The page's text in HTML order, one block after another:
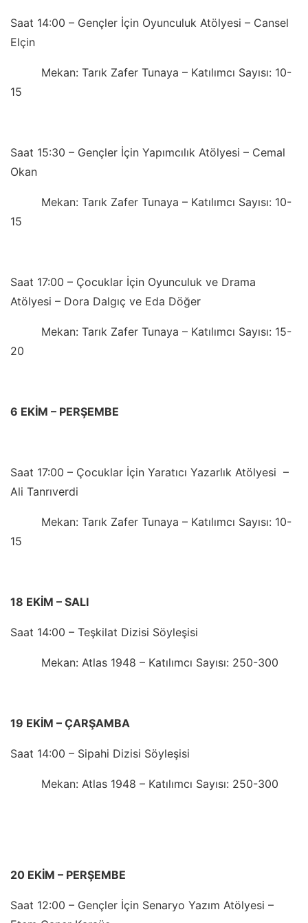
Saat 14:00 – Gençler İçin Oyunculuk Atölyesi – Cansel
Elçin
Mekan: Tarık Zafer Tunaya – Katılımcı Sayısı: 10-
15
Saat 15:30 – Gençler İçin Yapımcılık Atölyesi – Cemal
Okan
Mekan: Tarık Zafer Tunaya – Katılımcı Sayısı: 10-
15
Saat 17:00 – Çocuklar İçin Oyunculuk ve Drama
Atölyesi – Dora Dalgıç ve Eda Döğer
Mekan: Tarık Zafer Tunaya – Katılımcı Sayısı: 15-
20
6 EKİM – PERŞEMBE
Saat 17:00 – Çocuklar İçin Yaratıcı Yazarlık Atölyesi –
Ali Tanrıverdi
Mekan: Tarık Zafer Tunaya – Katılımcı Sayısı: 10-
15
18 EKİM – SALI
Saat 14:00 – Teşkilat Dizisi Söyleşisi
Mekan: Atlas 1948 – Katılımcı Sayısı: 250-300
19 EKİM – ÇARŞAMBA
Saat 14:00 – Sipahi Dizisi Söyleşisi
Mekan: Atlas 1948 – Katılımcı Sayısı: 250-300
20 EKİM – PERŞEMBE
Saat 12:00 – Gençler İçin Senaryo Yazım Atölyesi –